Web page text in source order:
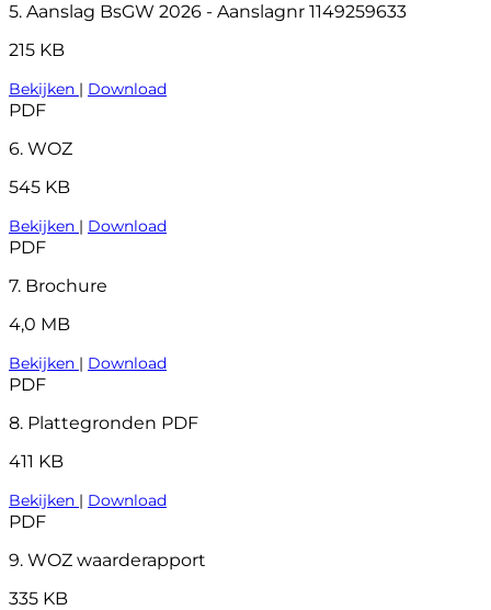
5. Aanslag BsGW 2026 - Aanslagnr 1149259633
215 KB
Bekijken | Download
PDF
6. WOZ
545 KB
Bekijken | Download
PDF
7. Brochure
4,0 MB
Bekijken | Download
PDF
8. Plattegronden PDF
411 KB
Bekijken | Download
PDF
9. WOZ waarderapport
335 KB